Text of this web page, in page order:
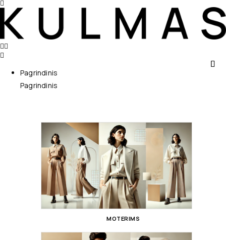
Pagrindinis
Pagrindinis
MOTERIMS